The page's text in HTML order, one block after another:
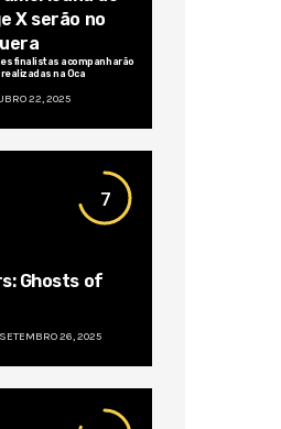
X serão no
finalistas acompanharão
na Oca
22, 2025
7
Ghosts of
SETEMBRO 26, 2025